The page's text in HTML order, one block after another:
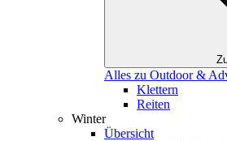
Alles zu Outdoor &
Klettern
Reiten
Winter
Übersicht